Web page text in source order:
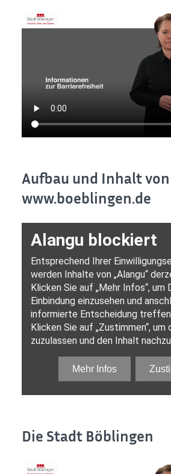
Aufbau und Inhalt von
www.boeblingen.de
Die Stadt Böblingen